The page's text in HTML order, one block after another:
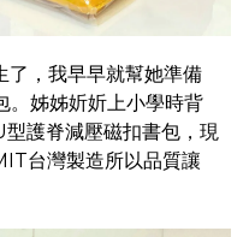
了，我早早就幫她準備
姊姊妡妡上小學時背
護脊減壓磁扣書包 ，現
台灣製造所以品質讓